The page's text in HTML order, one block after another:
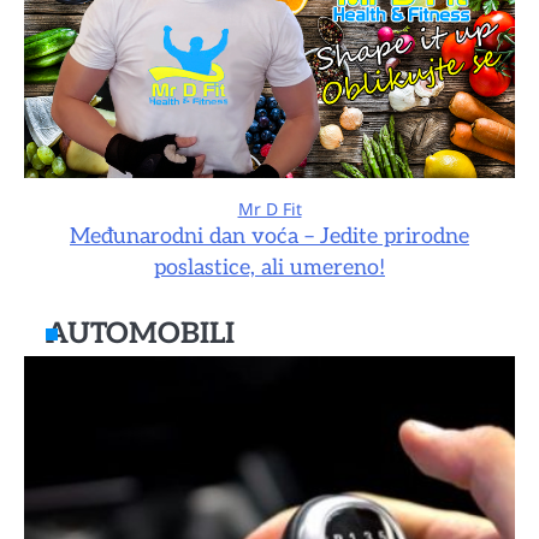
Mr D Fit
Međunarodni dan voća – Jedite prirodne
poslastice, ali umereno!
AUTOMOBILI